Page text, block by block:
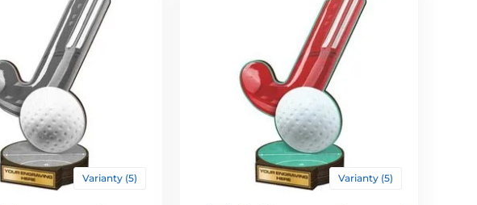
Varianty (5) Varianty (5)